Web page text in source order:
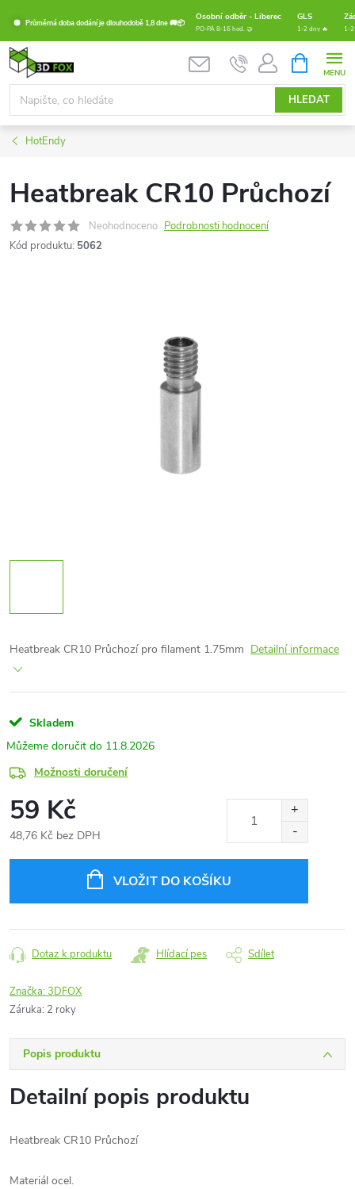
obsah
Průměrná doba dodání je dlouhodobě 1,8 dne 🚚📦
Osobní odběr - Liberec GLS
PO-PÁ 8-16 hod. 🤝 1-2 dny 🔥 1-
HLEDAT
NÁKUPNÍ
KOŠÍK
HotEndy
Heatbreak CR10 Průchozí
Neohodnoceno Podrobnosti hodnocení
Kód produktu: 5062
Heatbreak CR10 Průchozí pro filament 1.75mm Detailní informace
Skladem
11.8.2026
Možnosti doručení
59 Kč
48,76 Kč bez DPH
VLOŽIT DO KOŠÍKU
Dotaz k produktu Hlídací pes Sdílet
Značka:3DFOX
Záruka: 2 roky
Popis produktu
Detailní popis produktu
Heatbreak CR10 Průchozí
Materiál ocel.